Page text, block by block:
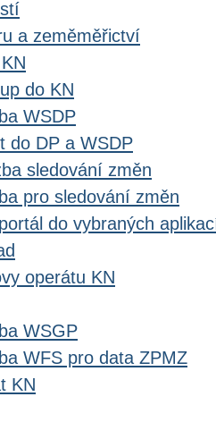
a zeměměřictví
do KN
WSDP
do DP a WSDP
sledování změn
pro sledování změn
do vybraných
operátu KN
WSGP
WFS pro data ZPMZ
KN